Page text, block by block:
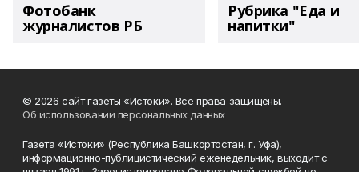
Фотобанк
журналистов РБ
Рубрика "Еда и
напитки"
© 2026 сайт газеты «Истоки». Все права защищены.
Об использовании персональных данных
Газета «Истоки» (Республика Башкортостан, г. Уфа),
информационно-публицистический еженедельник, выходит с